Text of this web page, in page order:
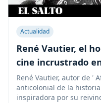
Actualidad
René Vautier, el
cine incrustrado
René Vautier, autor de '
anticolonial de la
inspiradora por su